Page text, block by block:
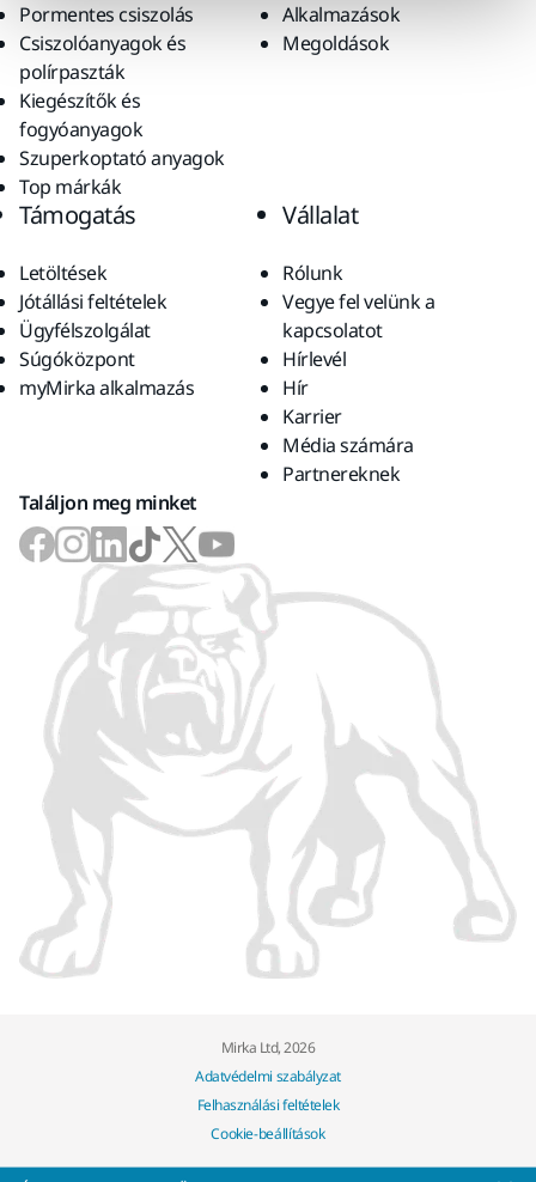
Pormentes csiszolás
Csiszolóanyagok és
polírpaszták
Kiegészítők és
fogyóanyagok
Szuperkoptató anyagok
Top márkák
Alkalmazások
Megoldások
Támogatás
Letöltések
Jótállási feltételek
Ügyfélszolgálat
Súgóközpont
myMirka alkalmazás
Vállalat
Rólunk
Vegye fel velünk a
kapcsolatot
Hírlevél
Hír
Karrier
Média számára
Partnereknek
Találjon meg minket
Mirka Ltd, 2026
Adatvédelmi szabályzat
Felhasználási feltételek
Cookie-beállítások